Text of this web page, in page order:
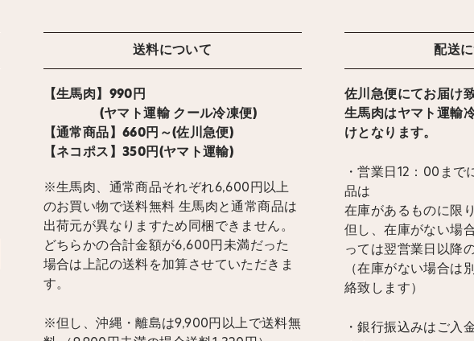
送料について
【生馬肉】990円
(ヤマト運輸 クール冷凍便)
【通常商品】660円～(佐川急便)
【ネコポス】350円(ヤマト運輸)
※生馬肉、通常商品それぞれ6,600円以上
のお買い物で送料無料 生馬肉と通常商品は
出荷元が異なりますため同梱できません。
どちらかの合計金額が6,600円未満だった
場合は上記の送料を加算させていただきま
す。
※但し、沖縄・離島は9,900円以上で送料無
配送
佐川急便にてお届け
生馬肉はヤマト運輸
けとなります。
・営業日12：00まで
品は
在庫があるものに限
但し、在庫がない場
っては翌営業日以降
（在庫がない場合は
絡致します）
・銀行振込みはご入